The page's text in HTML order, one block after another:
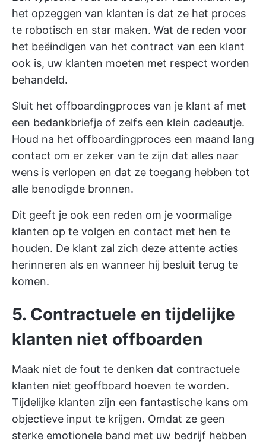
het opzeggen van klanten is dat ze het proces
te robotisch en star maken. Wat de reden voor
het beëindigen van het contract van een klant
ook is, uw klanten moeten met respect worden
behandeld.
Sluit het offboardingproces van je klant af met
een bedankbriefje of zelfs een klein cadeautje.
Houd na het offboardingproces een maand lang
contact om er zeker van te zijn dat alles naar
wens is verlopen en dat ze toegang hebben tot
alle benodigde bronnen.
Dit geeft je ook een reden om je voormalige
klanten op te volgen en contact met hen te
houden. De klant zal zich deze attente acties
herinneren als en wanneer hij besluit terug te
komen.
5. Contractuele en tijdelijke
klanten niet offboarden
Maak niet de fout te denken dat contractuele
klanten niet geoffboard hoeven te worden.
Tijdelijke klanten zijn een fantastische kans om
objectieve input te krijgen. Omdat ze geen
sterke emotionele band met uw bedrijf hebben